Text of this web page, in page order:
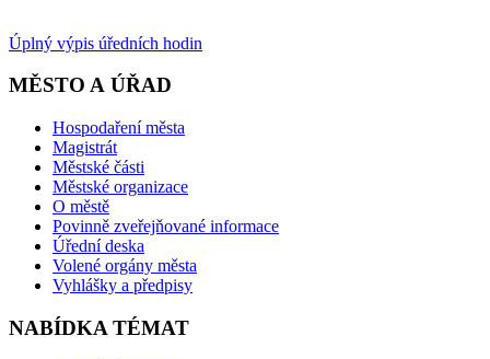
Úplný výpis úředních hodin
MĚSTO A ÚŘAD
Hospodaření města
Magistrát
Městské části
Městské organizace
O městě
Povinně zveřejňované informace
Úřední deska
Volené orgány města
Vyhlášky a předpisy
NABÍDKA TÉMAT